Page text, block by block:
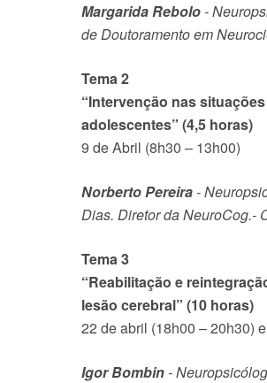
Margarida Rebolo -
de Doutoramento em
Tema 2
“Intervenção nas
adolescentes” (4,5 horas)
9 de Abril (8h30 – 13h00)
Norberto Pereira -
Dias. Diretor da NeuroCog.-
Tema 3
“Reabilitação e
lesão cerebral” (10 horas)
22 de abril (18h00 – 20h30)
Igor Bombin -